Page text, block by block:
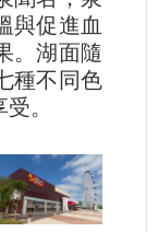
與促進血
。湖面隨
種不同色
。